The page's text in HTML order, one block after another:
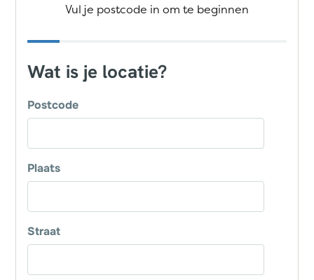
Vul je postcode in om te beginnen